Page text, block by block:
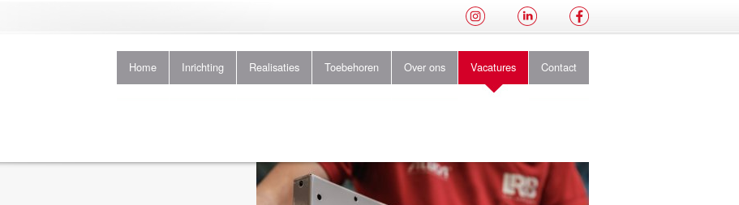
Home Inrichting Realisaties Toebehoren Over ons Vacatures Contact